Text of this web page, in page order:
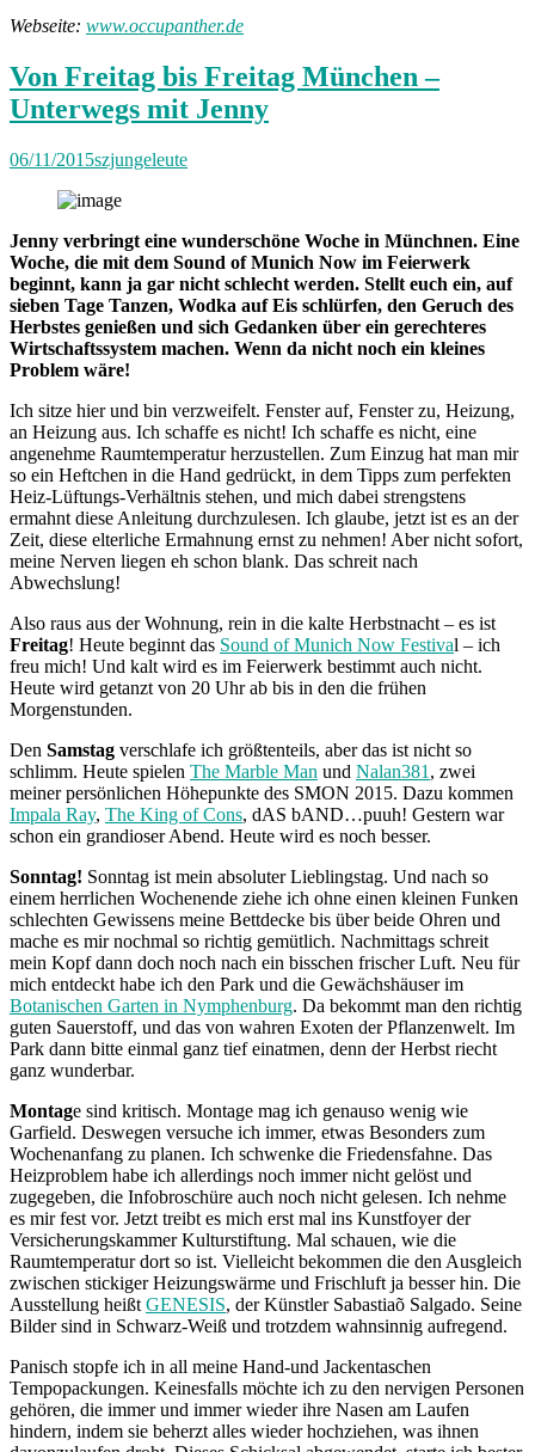
Webseite: www.occupanther.de
Von Freitag bis Freitag München –
Unterwegs mit Jenny
06/11/2015szjungeleute
Jenny verbringt eine wunderschöne Woche in Münchnen. Eine
Woche, die mit dem Sound of Munich Now im Feierwerk
beginnt, kann ja gar nicht schlecht werden. Stellt euch ein, auf
sieben Tage Tanzen, Wodka auf Eis schlürfen, den Geruch des
Herbstes genießen und sich Gedanken über ein gerechteres
Wirtschaftssystem machen. Wenn da nicht noch ein kleines
Problem wäre!
Ich sitze hier und bin verzweifelt. Fenster auf, Fenster zu, Heizung,
an Heizung aus. Ich schaffe es nicht! Ich schaffe es nicht, eine
angenehme Raumtemperatur herzustellen. Zum Einzug hat man mir
so ein Heftchen in die Hand gedrückt, in dem Tipps zum perfekten
Heiz-Lüftungs-Verhältnis stehen, und mich dabei strengstens
ermahnt diese Anleitung durchzulesen. Ich glaube, jetzt ist es an der
Zeit, diese elterliche Ermahnung ernst zu nehmen! Aber nicht sofort,
meine Nerven liegen eh schon blank. Das schreit nach
Abwechslung!
Also raus aus der Wohnung, rein in die kalte Herbstnacht – es ist
Freitag! Heute beginnt das Sound of Munich Now Festival – ich
freu mich! Und kalt wird es im Feierwerk bestimmt auch nicht.
Heute wird getanzt von 20 Uhr ab bis in den die frühen
Morgenstunden.
Den Samstag verschlafe ich größtenteils, aber das ist nicht so
schlimm. Heute spielen The Marble Man und Nalan381 , zwei
meiner persönlichen Höhepunkte des SMON 2015. Dazu kommen
Impala Ray, The King of Cons, dAS bAND…puuh! Gestern war
schon ein grandioser Abend. Heute wird es noch besser.
Sonntag! Sonntag ist mein absoluter Lieblingstag. Und nach so
einem herrlichen Wochenende ziehe ich ohne einen kleinen Funken
schlechten Gewissens meine Bettdecke bis über beide Ohren und
mache es mir nochmal so richtig gemütlich. Nachmittags schreit
mein Kopf dann doch noch nach ein bisschen frischer Luft. Neu für
mich entdeckt habe ich den Park und die Gewächshäuser im
Botanischen Garten in Nymphenburg. Da bekommt man den richtig
guten Sauerstoff, und das von wahren Exoten der Pflanzenwelt. Im
Park dann bitte einmal ganz tief einatmen, denn der Herbst riecht
ganz wunderbar.
Montage sind kritisch. Montage mag ich genauso wenig wie
Garfield. Deswegen versuche ich immer, etwas Besonders zum
Wochenanfang zu planen. Ich schwenke die Friedensfahne. Das
Heizproblem habe ich allerdings noch immer nicht gelöst und
zugegeben, die Infobroschüre auch noch nicht gelesen. Ich nehme
es mir fest vor. Jetzt treibt es mich erst mal ins Kunstfoyer der
Versicherungskammer Kulturstiftung. Mal schauen, wie die
Raumtemperatur dort so ist. Vielleicht bekommen die den Ausgleich
zwischen stickiger Heizungswärme und Frischluft ja besser hin. Die
Ausstellung heißt GENESIS, der Künstler Sabastiaõ Salgado. Seine
Bilder sind in Schwarz-Weiß und trotzdem wahnsinnig aufregend.
Panisch stopfe ich in all meine Hand-und Jackentaschen
Tempopackungen. Keinesfalls möchte ich zu den nervigen Personen
gehören, die immer und immer wieder ihre Nasen am Laufen
hindern, indem sie beherzt alles wieder hochziehen, was ihnen